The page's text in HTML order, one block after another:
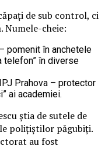
de sub control, ci
Numele-cheie:
pomenit în anchetele
telefon” în diverse
Prahova – protector
ai academiei.
știa de sutele de
polițiștilor păgubiți.
au fost